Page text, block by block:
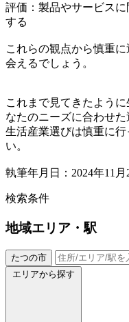
評価：製品やサービス
する
これらの観点から慎重
会えるでしょう。
これまで見てきたよう
なたのニーズに合わせた
生活産業選びは慎重に
い。
執筆年月日：2024年11月
検索条件
地域エリア・駅
たつの市
エリアから探す